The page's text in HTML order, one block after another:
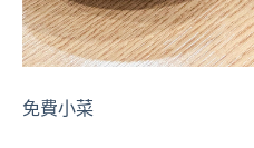
免費小菜